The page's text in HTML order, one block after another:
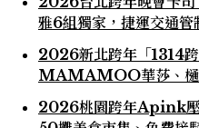
雅6組獨家，捷運交通管
2026新北跨年「1314跨
MAMAMOO華莎、樋
2026桃園跨年Apink壓